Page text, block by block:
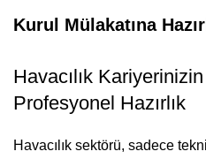
Kurul Mülakatına
Havacılık
Profesyonel Hazırlık
Havacılık sektörü, sadece